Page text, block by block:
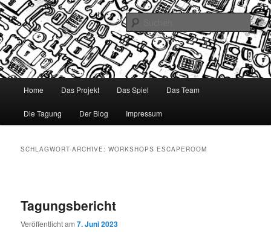
Zum
Inhalt
wechseln
Zum
sekundären
Inhalt
wechselnChemification
Digitalisierung im Studium: Aktivierendes Lernen für StudieneinsteigerInnen
durch Gamification in MINT Fächern am Beispiel Grundlagen der Chemie
Home Das Projekt Das Spiel Das Team
Die Tagung Der Blog Impressum
SCHLAGWORT-ARCHIVE:WORKSHOPS ESCAPEROOM
Tagungsbericht
Veröffentlicht am7. Juni 2023